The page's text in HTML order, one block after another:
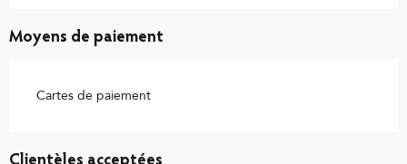
Moyens de paiement
Cartes de paiement